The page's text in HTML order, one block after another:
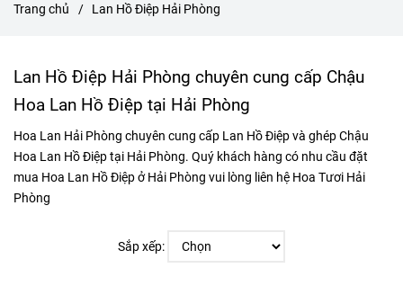
Trang chủ / Lan Hồ Điệp Hải Phòng
Lan Hồ Điệp Hải Phòng chuyên cung cấp Chậu
Hoa Lan Hồ Điệp tại Hải Phòng
Hoa Lan Hải Phòng chuyên cung cấp Lan Hồ Điệp và ghép Chậu
Hoa Lan Hồ Điệp tại Hải Phòng. Quý khách hàng có nhu cầu đặt
mua Hoa Lan Hồ Điệp ở Hải Phòng vui lòng liên hệ Hoa Tươi Hải
Phòng
Sắp xếp: